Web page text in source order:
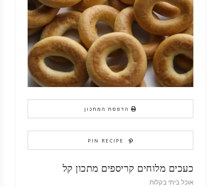
הדפסת המתכון
PIN RECIPE
כעכים מלוחים קריספים מתכון קל
אוכל ביתי בקלות